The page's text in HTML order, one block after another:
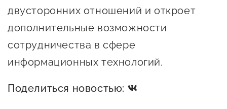
документы
предоставляющие поддержку
Интерактивные сервисы
Каталог маркетплейсов
продукции
двусторонних отношений и откроет
дополнительные возможности
сотрудничества в сфере
информационных технологий.
Поделиться новостью: